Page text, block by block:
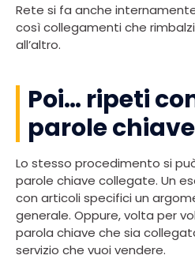
Rete si fa anche
così collegamenti che
all’altro.
Poi… ripeti
parole chiave
Lo stesso procedimento si
parole chiave collegate. Un
con articoli specifici un
generale. Oppure, volta per
parola chiave che sia
servizio che vuoi vendere.